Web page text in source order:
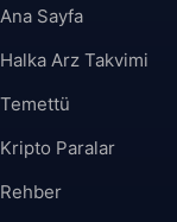
Ana Sayfa
Halka Arz Takvimi
Temettü
Kripto Paralar
Rehber